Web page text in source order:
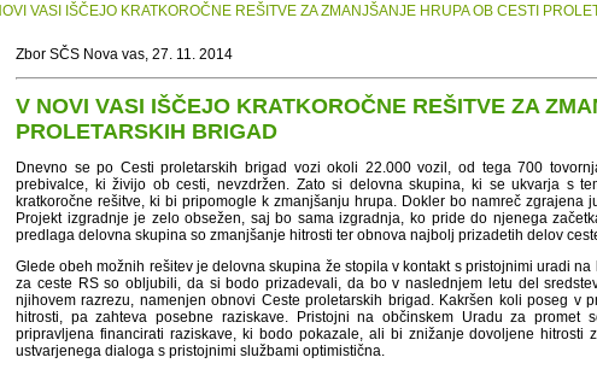
VASI IŠČEJO KRATKOROČNE REŠITVE ZA ZMANJŠANJE HRUPA OB CESTI
Zbor SČS Nova vas, 27. 11. 2014
V NOVI VASI IŠČEJO KRATKOROČNE REŠITVE ZA
PROLETARSKIH BRIGAD
Dnevno se po Cesti proletarskih brigad vozi okoli 22.000 vozil, od tega 700
prebivalce, ki živijo ob cesti, nevzdržen. Zato si delovna skupina, ki se ukvarja s
kratkoročne rešitve, ki bi pripomogle k zmanjšanju hrupa. Dokler bo namreč zgrajena
Projekt izgradnje je zelo obsežen, saj bo sama izgradnja, ko pride do njenega
predlaga delovna skupina so zmanjšanje hitrosti ter obnova najbolj prizadetih delov
Glede obeh možnih rešitev je delovna skupina že stopila v kontakt s pristojnimi uradi
za ceste RS so obljubili, da si bodo prizadevali, da bo v naslednjem letu del
njihovem razrezu, namenjen obnovi Ceste proletarskih brigad. Kakršen koli poseg v
hitrosti, pa zahteva posebne raziskave. Pristojni na občinskem Uradu za
pripravljena financirati raziskave, ki bodo pokazale, ali bi znižanje dovoljene hitrosti
ustvarjenega dialoga s pristojnimi službami optimistična.